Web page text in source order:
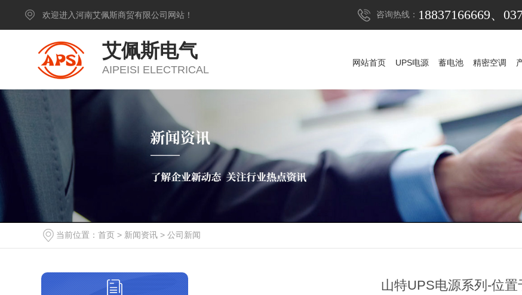
欢迎进入河南艾佩斯商贸有限公司网站！ 咨询热线： 18837166669、
艾佩斯电气
AIPEISI ELECTRICAL
网站首页
网站首页
UPS电源
UPS电源
蓄电池
蓄电池
精密空调
精密空调
UPS电源 山特UPS电
科华UPS电
科士达UPS电
施耐德UPS
金武士UPS
蓄电池 山特蓄电
松下蓄电池
耐力赛蓄电
科华蓄电
精密空调 山特精密空
维谛艾默生精
稳压器
防雷器
当前位置： 首页 > 新闻资讯 > 公司新闻
山特UPS电源系列-位置